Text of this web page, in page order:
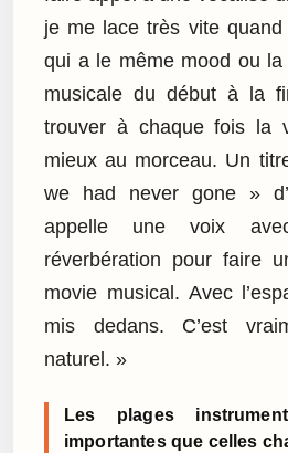
je me lace très vite quand
qui a le même mood ou la
musicale du début à la
trouver à chaque fois la
mieux au morceau. Un
we had never gone »
appelle une voix
réverbération pour faire
movie musical. Avec
mis dedans. C’est
naturel. »
Les plages
importantes que celles